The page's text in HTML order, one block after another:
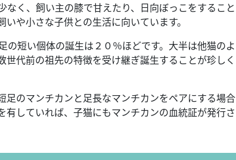
く、飼い主の膝で甘えたり、日向ぼっこをすること
や小さな子供との生活に向いています。
短い個体の誕生は２０％ほどです。大半は他猫のよ
代前の祖先の特徴を受け継ぎ誕生することが珍しく
のマンチカンと足長なマンチカンをペアにする場合
していれば、子猫にもマンチカンの血統証が発行さ